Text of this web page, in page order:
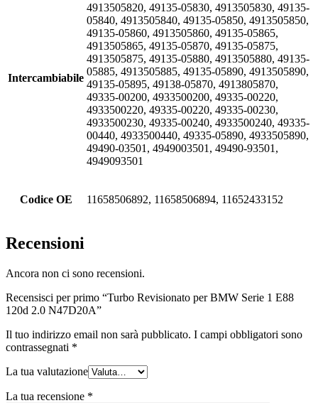
Intercambiabile
4913505820, 49135-05830, 4913505830, 49135-
05840, 4913505840, 49135-05850, 4913505850,
49135-05860, 4913505860, 49135-05865,
4913505865, 49135-05870, 49135-05875,
4913505875, 49135-05880, 4913505880, 49135-
05885, 4913505885, 49135-05890, 4913505890,
49135-05895, 49138-05870, 4913805870,
49335-00200, 4933500200, 49335-00220,
4933500220, 49335-00220, 49335-00230,
4933500230, 49335-00240, 4933500240, 49335-
00440, 4933500440, 49335-05890, 4933505890,
49490-03501, 4949003501, 49490-93501,
4949093501
Codice OE 11658506892, 11658506894, 11652433152
Recensioni
Ancora non ci sono recensioni.
Recensisci per primo “Turbo Revisionato per BMW Serie 1 E88
120d 2.0 N47D20A”
Il tuo indirizzo email non sarà pubblicato. I campi obbligatori sono
contrassegnati *
La tua valutazione
La tua recensione *